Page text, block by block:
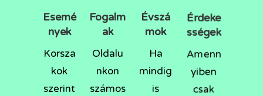
Esemé
nyek
Korsza
kok
szerint
Fogalm
ak
Oldalu
nkon
számos
Évszá
mok
Ha
mindig
is
Érdeke
sségek
Amenn
yiben
csak